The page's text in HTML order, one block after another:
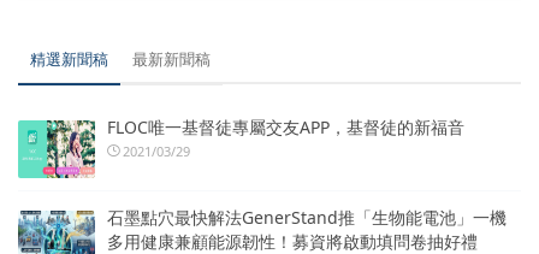
精選新聞稿 最新新聞稿
FLOC唯一基督徒專屬交友APP，基督徒的新福音
2021/03/29
石墨點穴最快解法GenerStand推「生物能電池」一機
多用健康兼顧能源韌性！募資將啟動填問卷抽好禮